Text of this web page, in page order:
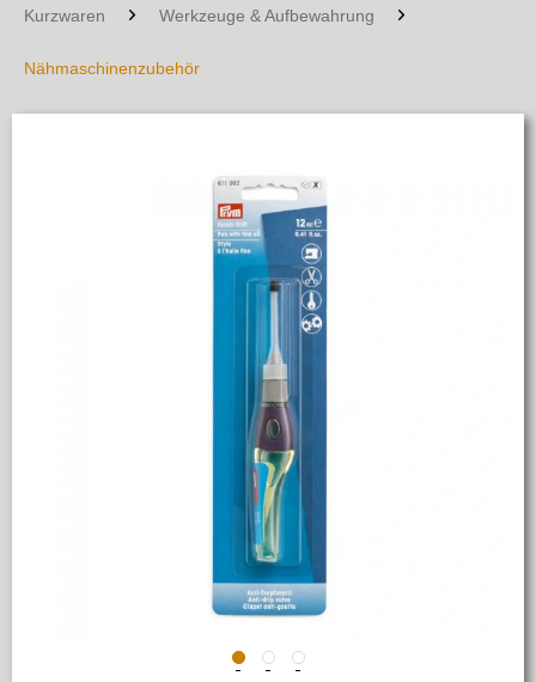
Kurzwaren Werkzeuge & Aufbewahrung
Nähmaschinenzubehör